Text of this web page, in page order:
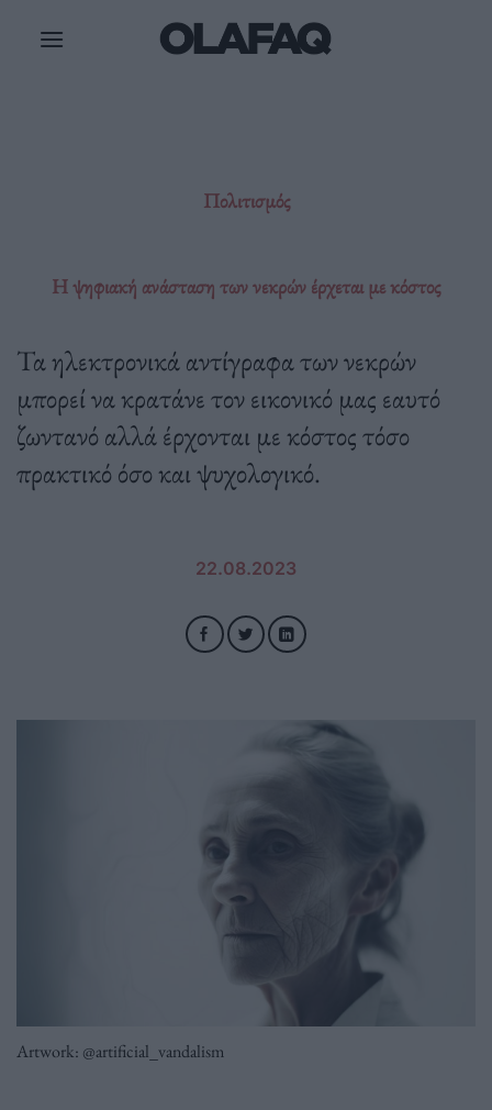
Πολιτισμός
Η ψηφιακή ανάσταση των νεκρών έρχεται με κόστος
Τα ηλεκτρονικά αντίγραφα των νεκρών
μπορεί να κρατάνε τον εικονικό μας εαυτό
ζωντανό αλλά έρχονται με κόστος τόσο
πρακτικό όσο και ψυχολογικό.
22.08.2023
Artwork: @artificial_vandalism